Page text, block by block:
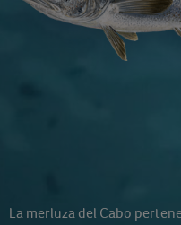
La merluza del Cabo